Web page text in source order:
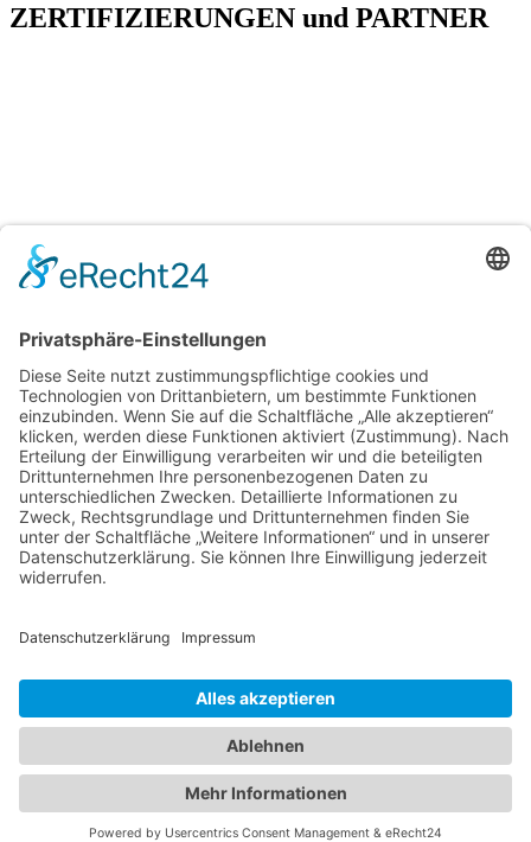
ZERTIFIZIERUNGEN und PARTNER
Hechler & Twachtmann Immobilien GmbH
Geschäftsführer: Tobias Gazzo
Blockener Str. 4
28816 Stuhr
Schwachhauser Heerstr. 18
28209 Bremen
Kontakt
Impressum
AGB
Immobilie verkaufen in Delmenhorst
Immobilienmakler Delmenhorst
Immobilienmakler Stuhr
Immobilienmakler Weyhe
Von Kunden
189 Bewertungen
Authentizität
Kundenbewertungen und Erfahrungen zu
Hechler & Twachtmann Immobilien GmbH
14
ProvenExpert.com
175
Bewertungen von 3
anderen Quellen
Blick aufs ProvenExpert-Profil werfen